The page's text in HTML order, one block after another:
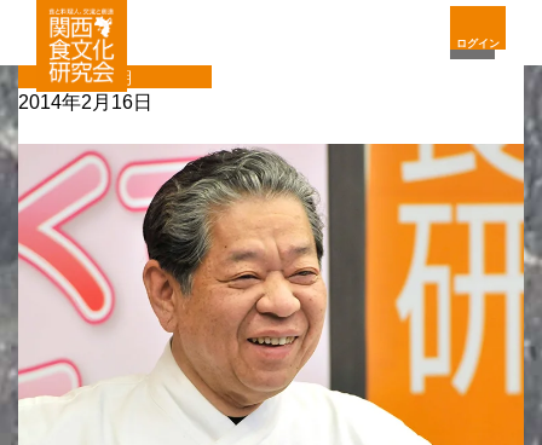
ログイン
定期
2014年2月16日